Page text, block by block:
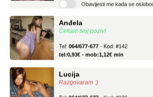
Čekam tvoj poziv!
tel:0,93€ - mob:1,12€ min
Razgovaram :)